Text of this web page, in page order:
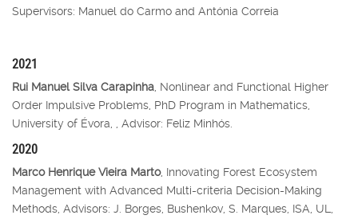
Supervisors: Manuel do Carmo and Antónia Correia
2021
Rui Manuel Silva Carapinha , Nonlinear and Functional Higher
Order Impulsive Problems, PhD Program in Mathematics,
University of Évora, , Advisor: Feliz Minhós.
2020
Marco Henrique Vieira Marto, Innovating Forest Ecosystem
Management with Advanced Multi-criteria Decision-Making
Methods, Advisors: J. Borges, Bushenkov, S. Marques, ISA, UL,